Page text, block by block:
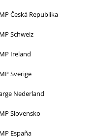
Česká Republika
Schweiz
Ireland
Sverige
Nederland
Slovensko
España
1.63
noch kräftig.